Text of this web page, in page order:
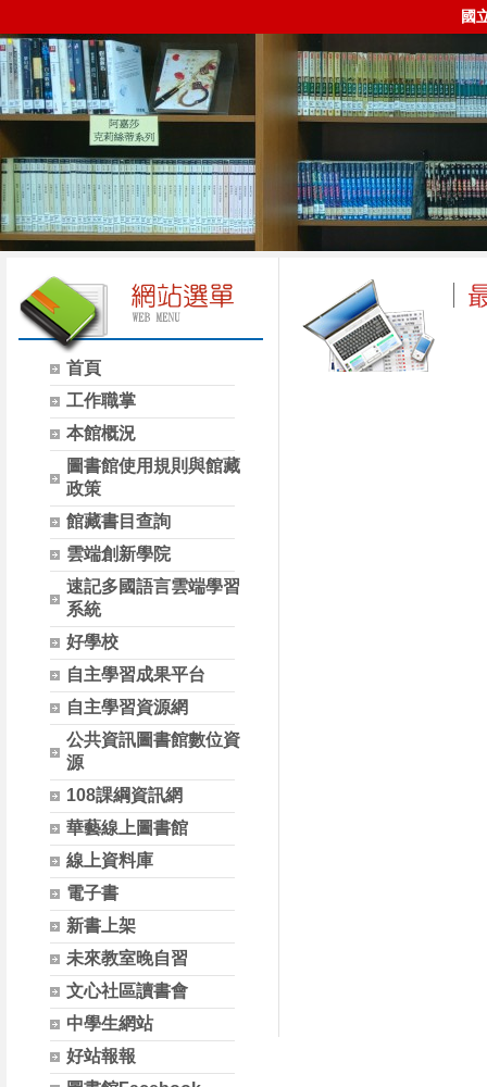
國
首頁
工作職掌
本館概況
圖書館使用規則與館藏
政策
館藏書目查詢
雲端創新學院
速記多國語言雲端學習
系統
好學校
自主學習成果平台
自主學習資源網
公共資訊圖書館數位資
源
108課綱資訊網
華藝線上圖書館
線上資料庫
電子書
新書上架
未來教室晚自習
文心社區讀書會
中學生網站
好站報報